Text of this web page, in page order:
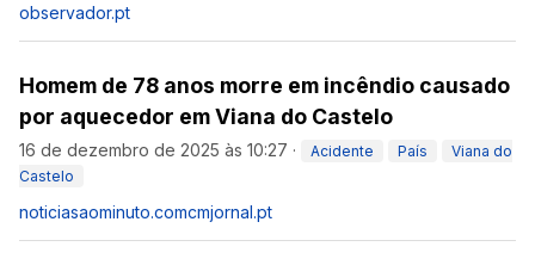
observador.pt
Homem de 78 anos morre em incêndio causado
por aquecedor em Viana do Castelo
16 de dezembro de 2025 às 10:27 · Acidente País
Viana do
Castelo
noticiasaominuto.comcmjornal.pt